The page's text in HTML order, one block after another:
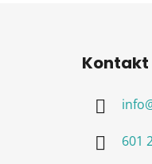
Kontakt
info
601